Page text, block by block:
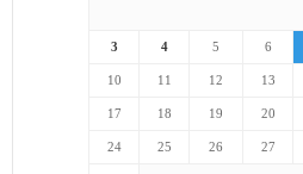
3 4 5 6
10 11 12 13
17 18 19 20
24 25 26 27